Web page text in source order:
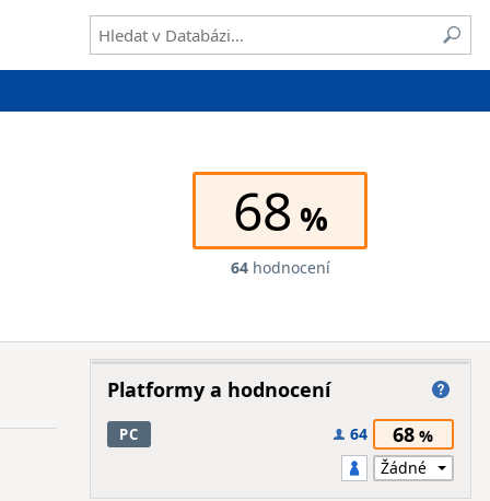
68
64hodnocení
Platformy a hodnocení
PC 64 68